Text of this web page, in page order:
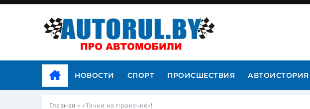
НОВОСТИ СПОРТ ПРОИСШЕСТВИЯ АВТОИСТОРИЯ
Главная » «Тачки на прокачке»!